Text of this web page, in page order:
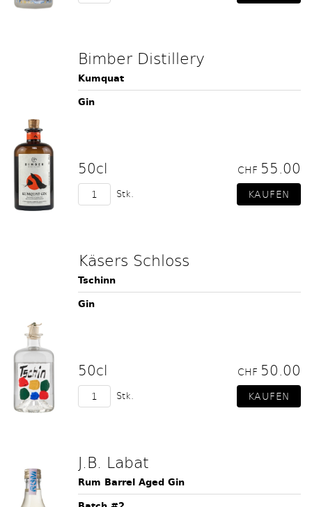
Bimber Distillery
Kumquat
Gin
50cl CHF 55.00
Stk.
Käsers Schloss
Tschinn
Gin
50cl CHF 50.00
Stk.
J.B. Labat
Rum Barrel Aged Gin